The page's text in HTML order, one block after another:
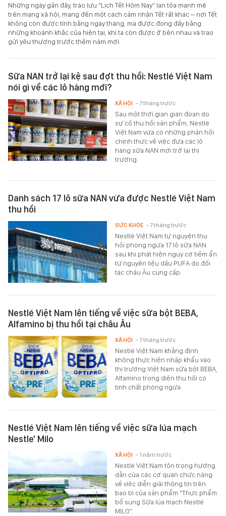
Những ngày gần đây, trào lưu “Lịch Tết Hôm Nay” lan tỏa mạnh mẽ
trên mạng xã hội, mang đến một cách cảm nhận Tết rất khác – nơi Tết
không còn được tính bằng ngày tháng, mà được đong đầy bằng
những khoảnh khắc của hiện tại, khi ta còn được ở bên nhau và trao
gửi yêu thương trước thềm năm mới.
Sữa NAN trở lại kệ sau đợt thu hồi: Nestlé Việt Nam
nói gì về các lô hàng mới?
Sau một thời gian gián đoạn do
sự cố thu hồi sản phẩm, Nestlé
Việt Nam vừa có những phản hồi
chính thức về việc đưa các lô
hàng sữa NAN mới trở lại thị
trường.
XÃ HỘI - 7 tháng trước
Danh sách 17 lô sữa NAN vừa được Nestlé Việt Nam
thu hồi
Nestlé Việt Nam tự nguyện thu
hồi phòng ngừa 17 lô sữa NAN
sau khi phát hiện nguy cơ tiềm ẩn
từ nguyên liệu dầu PUFA do đối
tác châu Âu cung cấp.
SỨC KHỎE - 7 tháng trước
Nestlé Việt Nam lên tiếng về việc sữa bột BEBA,
Alfamino bị thu hồi tại châu Âu
Nestlé Việt Nam khẳng định
không thực hiện nhập khẩu vào
thị trường Việt Nam sữa bột BEBA,
Alfamino trong diện thu hồi có
tính chất phòng ngừa.
XÃ HỘI - 7 tháng trước
Nestlé Việt Nam lên tiếng về việc sữa lúa mạch
Nestle' Milo
Nestlé Việt Nam tôn trọng hướng
dẫn của các cơ quan chức năng
về việc diễn giải thông tin trên
bao bì của sản phẩm “Thực phẩm
bổ sung Sữa lúa mạch Nestlé
MILO”.
XÃ HỘI - 1 năm trước